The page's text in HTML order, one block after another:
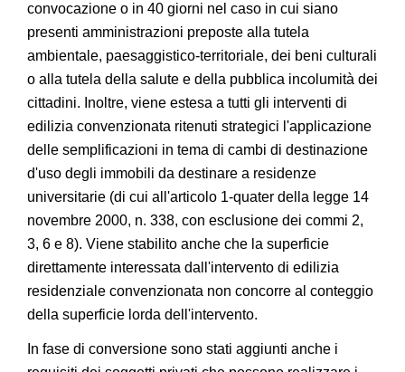
convocazione o in 40 giorni nel caso in cui siano
presenti amministrazioni preposte alla tutela
ambientale, paesaggistico-territoriale, dei beni culturali
o alla tutela della salute e della pubblica incolumità dei
cittadini. Inoltre, viene estesa a tutti gli interventi di
edilizia convenzionata ritenuti strategici l'applicazione
delle semplificazioni in tema di cambi di destinazione
d'uso degli immobili da destinare a residenze
universitarie (di cui all'articolo 1-quater della legge 14
novembre 2000, n. 338, con esclusione dei commi 2,
3, 6 e 8). Viene stabilito anche che la superficie
direttamente interessata dall'intervento di edilizia
residenziale convenzionata non concorre al conteggio
della superficie lorda dell'intervento.
In fase di conversione sono stati aggiunti anche i